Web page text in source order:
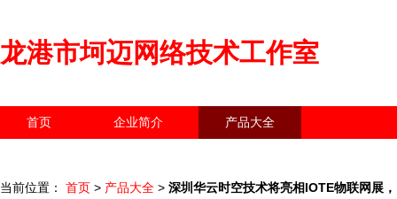
龙港市坷迈网络技术工作室
首页 企业简介 产品大全
当前位置： 首页 > 产品大全 > 深圳华云时空技术将亮相IOTE物联网展，